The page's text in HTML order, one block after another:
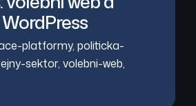
platformy, politicka-
sektor, volebni-web,